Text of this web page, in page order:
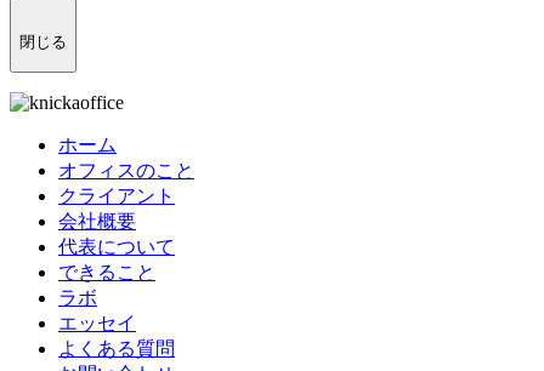
閉じる
ホーム
オフィスのこと
クライアント
会社概要
代表について
できること
ラボ
エッセイ
よくある質問